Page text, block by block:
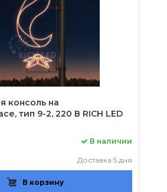
консоль на
тип 9-2, 220 В RICH LED
В наличии
Доставка 5 дня
В корзину